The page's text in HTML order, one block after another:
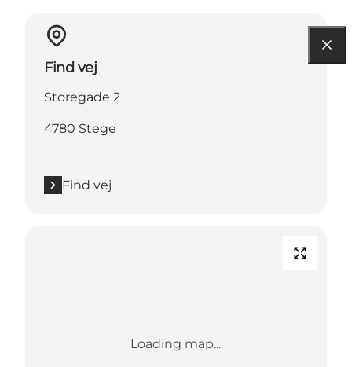
Find vej
Storegade 2
4780 Stege
Find vej
Loading map...